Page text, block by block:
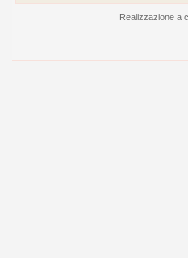
Realizzazione a